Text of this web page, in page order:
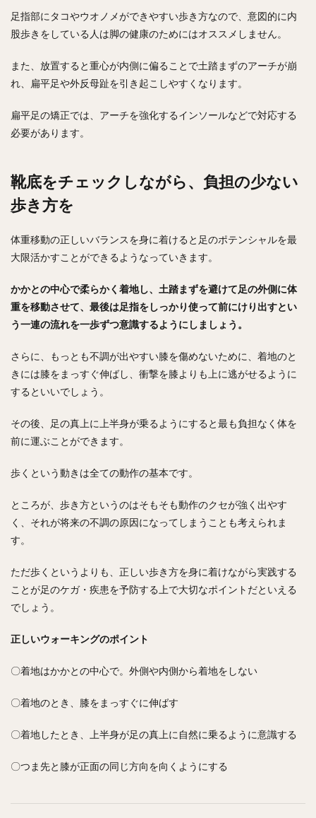
足指部にタコやウオノメができやすい歩き方なので、意図的に内
股歩きをしている人は脚の健康のためにはオススメしません。
また、放置すると重心が内側に偏ることで土踏まずのアーチが崩
れ、扁平足や外反母趾を引き起こしやすくなります。
扁平足の矯正では、アーチを強化するインソールなどで対応する
必要があります。
靴底をチェックしながら、負担の少ない
歩き方を
体重移動の正しいバランスを身に着けると足のポテンシャルを最
大限活かすことができるようなっていきます。
かかとの中心で柔らかく着地し、土踏まずを避けて足の外側に体
重を移動させて、最後は足指をしっかり使って前にけり出すとい
う一連の流れを一歩ずつ意識するようにしましょう。
さらに、もっとも不調が出やすい膝を傷めないために、着地のと
きには膝をまっすぐ伸ばし、衝撃を膝よりも上に逃がせるように
するといいでしょう。
その後、足の真上に上半身が乗るようにすると最も負担なく体を
前に運ぶことができます。
歩くという動きは全ての動作の基本です。
ところが、歩き方というのはそもそも動作のクセが強く出やす
く、それが将来の不調の原因になってしまうことも考えられま
す。
ただ歩くというよりも、正しい歩き方を身に着けながら実践する
ことが足のケガ・疾患を予防する上で大切なポイントだといえる
でしょう。
正しいウォーキングのポイント
〇着地はかかとの中心で。外側や内側から着地をしない
〇着地のとき、膝をまっすぐに伸ばす
〇着地したとき、上半身が足の真上に自然に乗るように意識する
〇つま先と膝が正面の同じ方向を向くようにする